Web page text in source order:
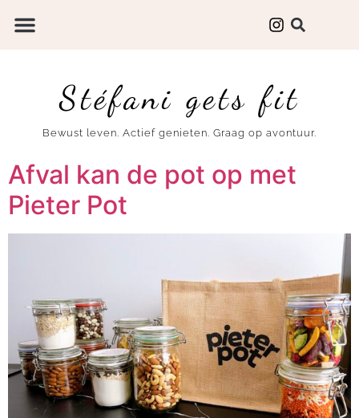
Stéfani gets fit
Bewust leven. Actief genieten. Graag op avontuur.
Afval kan de pot op met
Pieter Pot